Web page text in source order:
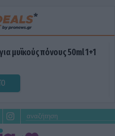
μυϊκούς πόνους 50ml 1+1